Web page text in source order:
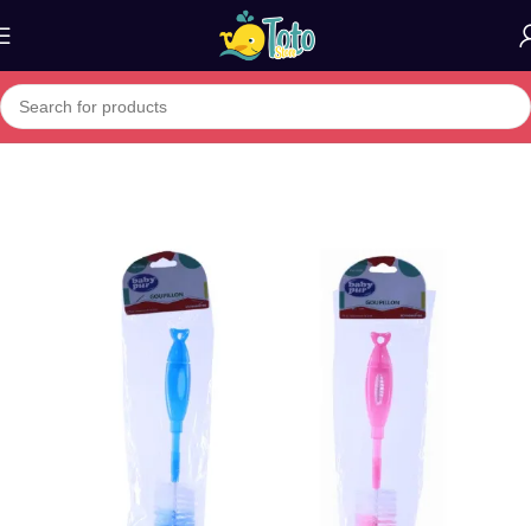
Home»Boutique»BABY PUR GOUPILLON DOUBLE 781